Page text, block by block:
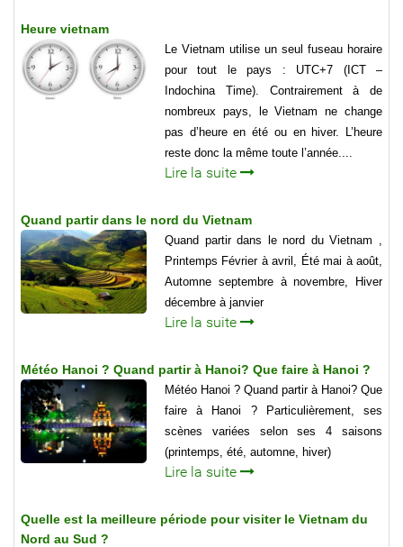
Heure vietnam
Le Vietnam utilise un seul fuseau horaire
pour tout le pays : UTC+7 (ICT –
Indochina Time). Contrairement à de
nombreux pays, le Vietnam ne change
pas d’heure en été ou en hiver. L’heure
reste donc la même toute l’année....
Lire la suite
Quand partir dans le nord du Vietnam
Quand partir dans le nord du Vietnam ,
Printemps Février à avril, Été mai à août,
Automne septembre à novembre, Hiver
décembre à janvier
Lire la suite
Météo Hanoi ? Quand partir à Hanoi? Que faire à Hanoi ?
Météo Hanoi ? Quand partir à Hanoi? Que
faire à Hanoi ? Particulièrement, ses
scènes variées selon ses 4 saisons
(printemps, été, automne, hiver)
Lire la suite
Quelle est la meilleure période pour visiter le Vietnam du
Nord au Sud ?